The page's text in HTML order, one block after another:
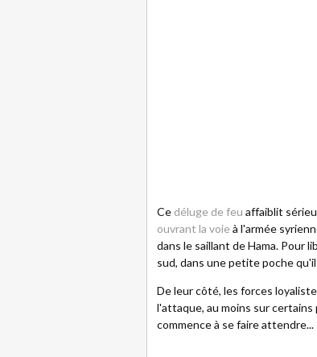
Ce déluge de feu affaiblit
ouvrant la voie à l'armée
dans le saillant de Hama. Pour
sud, dans une petite poche
De leur côté, les forces
l'attaque, au moins sur
commence à se faire attendre...